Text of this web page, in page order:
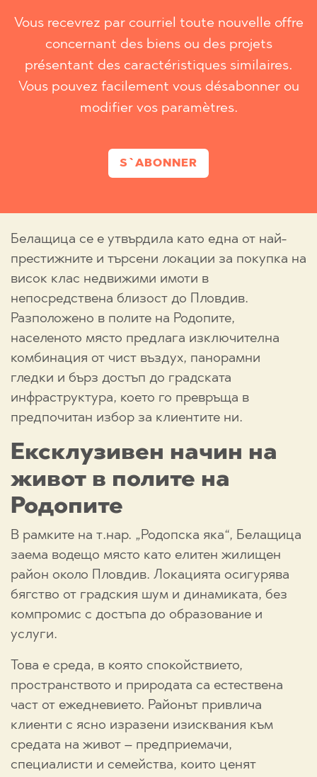
Vous recevrez par courriel toute nouvelle offre
concernant des biens ou des projets
présentant des caractéristiques similaires.
Vous pouvez facilement vous désabonner ou
modifier vos paramètres.
S`ABONNER
Белащица се е утвърдила като една от най-
престижните и търсени локации за покупка на
висок клас недвижими имоти в
непосредствена близост до Пловдив.
Разположено в полите на Родопите,
населеното място предлага изключителна
комбинация от чист въздух, панорамни
гледки и бърз достъп до градската
инфраструктура, което го превръща в
предпочитан избор за клиентите ни.
Ексклузивен начин на
живот в полите на
Родопите
В рамките на т.нар. „Родопска яка“, Белащица
заема водещо място като елитен жилищен
район около Пловдив. Локацията осигурява
бягство от градския шум и динамиката, без
компромис с достъпа до образование и
услуги.
Това е среда, в която спокойствието,
пространството и природата са естествена
част от ежедневието. Районът привлича
клиенти с ясно изразени изисквания към
средата на живот – предприемачи,
специалисти и семейства, които ценят